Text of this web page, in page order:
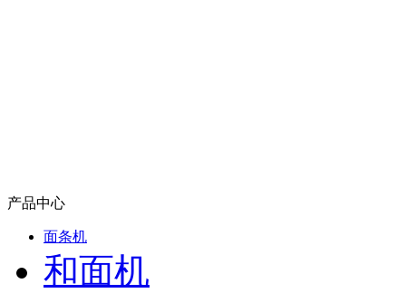
产品中心
面条机
和面机